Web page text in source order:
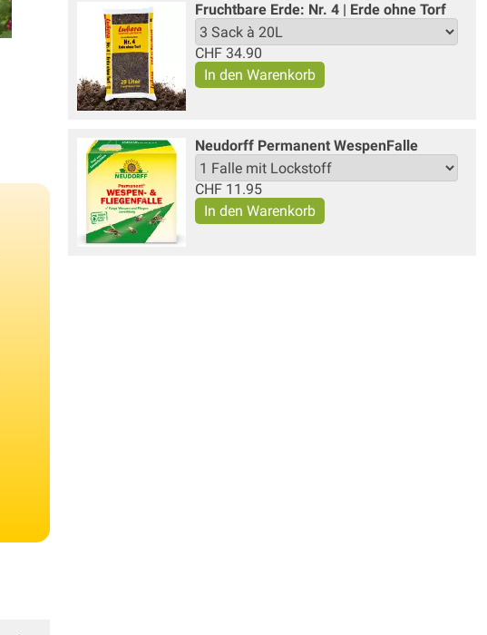
Fruchtbare Erde: Nr. 4 | Erde ohne Torf
CHF 34.90
Neudorff Permanent WespenFalle
CHF 11.95